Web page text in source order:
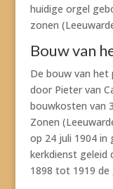
huidige orgel
zonen
Bouw van
De bouw van
door Pieter van
bouwkosten van
Zonen
op 24 juli 1904 in
kerkdienst geleid
1898 tot 1919 de